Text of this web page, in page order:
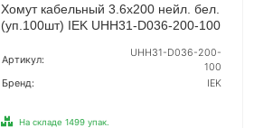
Хомут кабельный 3.6х200 нейл. бел.
(уп.100шт) IEK UHH31-D036-200-100
Артикул:
UHH31-D036-200-
100
Бренд:
IEK
На складе 1499 упак.